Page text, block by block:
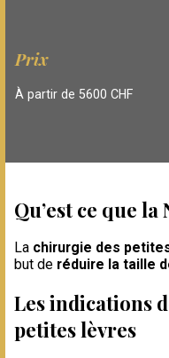
Prix
À partir de 5600 CHF
Qu’est ce que
La chirurgie des
but de réduire la taille
Les indications
petites lèvres